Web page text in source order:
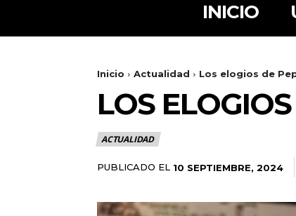
INICIO
Inicio Actualidad Los elogios de
LOS
ACTUALIDAD
PUBLICADO EL 10 SEPTIEMBRE, 2024